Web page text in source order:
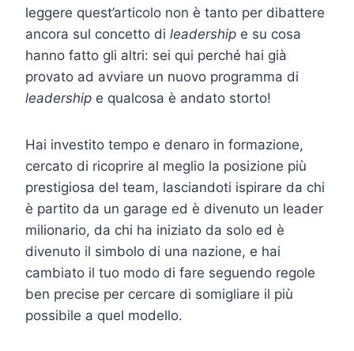
leggere quest’articolo non è tanto per dibattere
ancora sul concetto di leadership e su cosa
hanno fatto gli altri: sei qui perché hai già
provato ad avviare un nuovo programma di
leadership e qualcosa è andato storto!
Hai investito tempo e denaro in formazione,
cercato di ricoprire al meglio la posizione più
prestigiosa del team, lasciandoti ispirare da chi
è partito da un garage ed è divenuto un leader
milionario, da chi ha iniziato da solo ed è
divenuto il simbolo di una nazione, e hai
cambiato il tuo modo di fare seguendo regole
ben precise per cercare di somigliare il più
possibile a quel modello.